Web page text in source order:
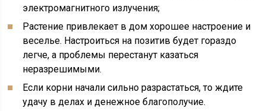
электромагнитного излучения;
Растение привлекает в дом хорошее настроение и
веселье. Настроиться на позитив будет гораздо
легче, а проблемы перестанут казаться
неразрешимыми.
Если корни начали сильно разрастаться, то ждите
удачу в делах и денежное благополучие.